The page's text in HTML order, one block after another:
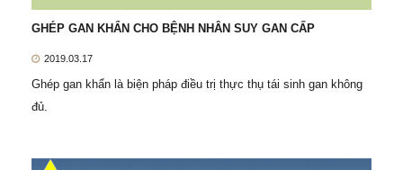
GHÉP GAN KHẨN CHO BỆNH NHÂN SUY GAN CẤP
2019.03.17
Ghép gan khẩn là biện pháp điều trị thực thụ tái sinh gan không
đủ.